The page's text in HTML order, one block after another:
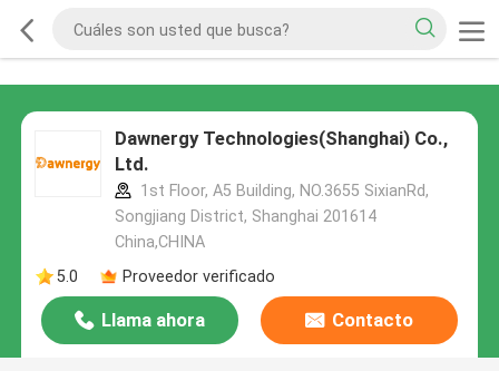
Dawnergy Technologies(Shanghai) Co.,
Ltd.
1st Floor, A5 Building, NO.3655 SixianRd,
Songjiang District, Shanghai 201614
China,CHINA
5.0
Proveedor verificado
Llama ahora Contacto